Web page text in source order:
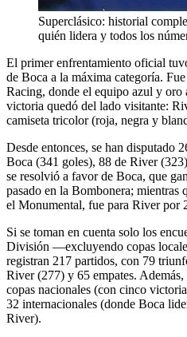
Superclásico: historial
quién lidera y todos los
El primer enfrentamiento oficial
de Boca a la máxima categoría.
Racing, donde el equipo azul y oro
victoria quedó del lado visitante:
camiseta tricolor (roja, negra y
Desde entonces, se han disputado
Boca (341 goles), 88 de River
se resolvió a favor de Boca, que
pasado en la Bombonera; mientras
el Monumental, fue para River por
Si se toman en cuenta solo los
División —excluyendo copas
registran 217 partidos, con 79
River (277) y 65 empates.
copas nacionales (con cinco
32 internacionales (donde Boca
River).